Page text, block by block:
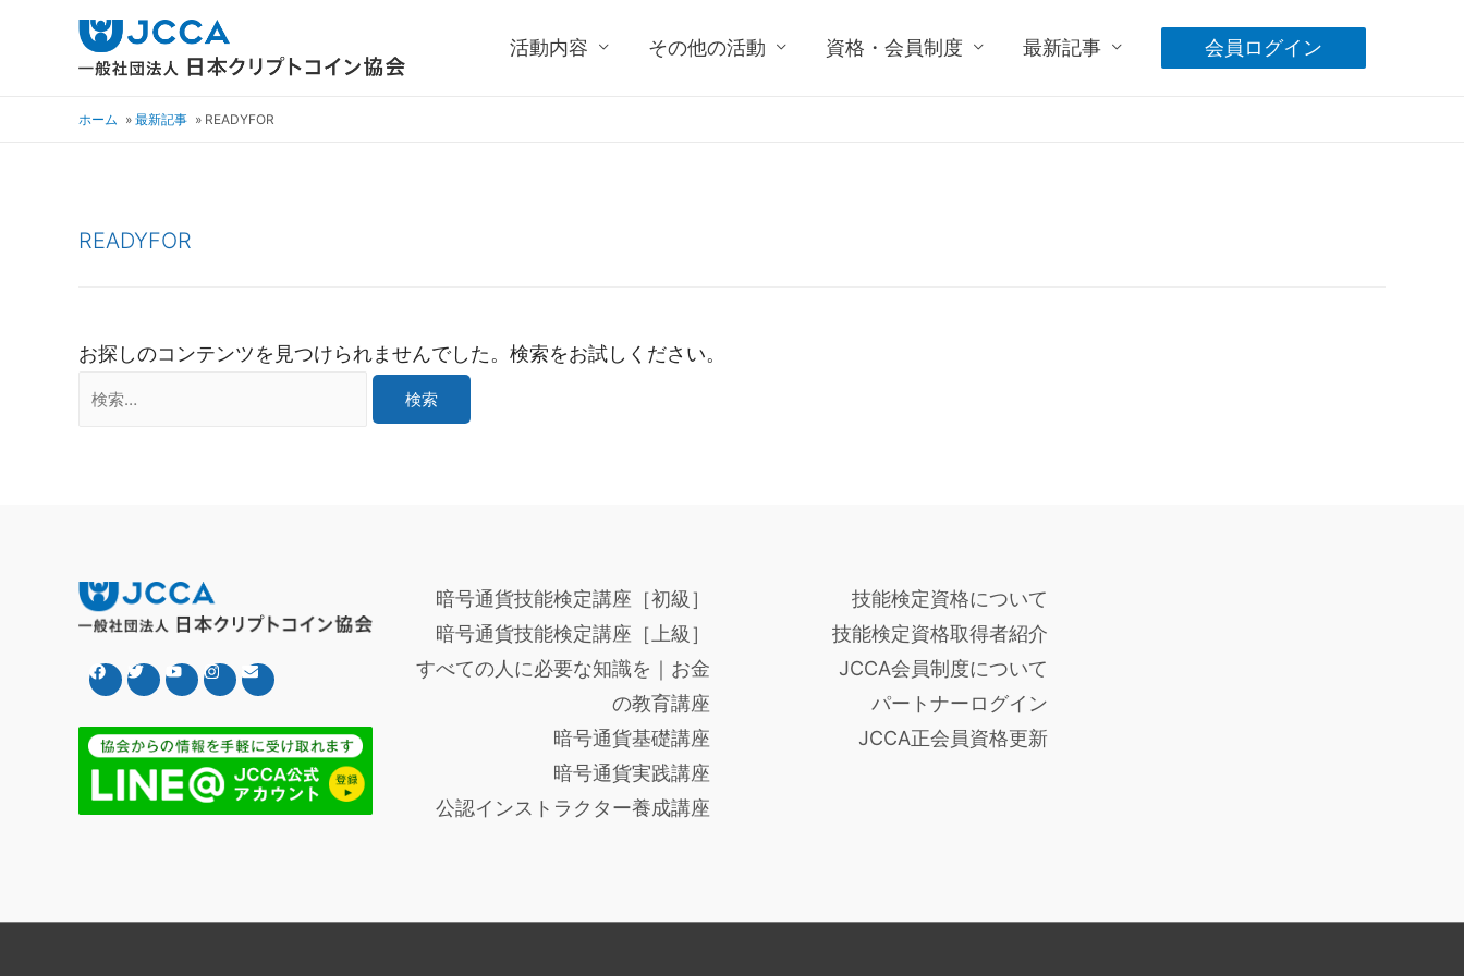
活動内容 その他の活動 資格・会員制度 最新記事 会員ログイン
ホーム 最新記事 READYFOR
READYFOR
お探しのコンテンツを見つけられませんでした。検索をお試しください。
暗号通貨技能検定講座［初級］
暗号通貨技能検定講座［上級］
すべての人に必要な知識を｜お金
の教育講座
暗号通貨基礎講座
暗号通貨実践講座
公認インストラクター養成講座
技能検定資格について
技能検定資格取得者紹介
JCCA会員制度について
パートナーログイン
JCCA正会員資格更新